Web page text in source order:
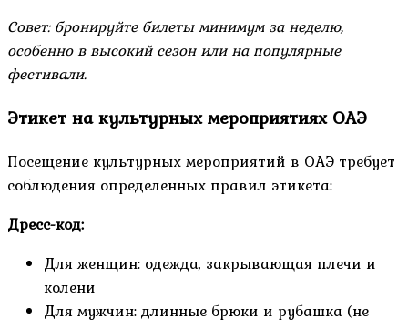
Совет: бронируйте билеты минимум за неделю,
особенно в высокий сезон или на популярные
фестивали.
Этикет на культурных мероприятиях ОАЭ
Посещение культурных мероприятий в ОАЭ требует
соблюдения определенных правил этикета:
Дресс-код:
Для женщин: одежда, закрывающая плечи и
колени
Для мужчин: длинные брюки и рубашка (не